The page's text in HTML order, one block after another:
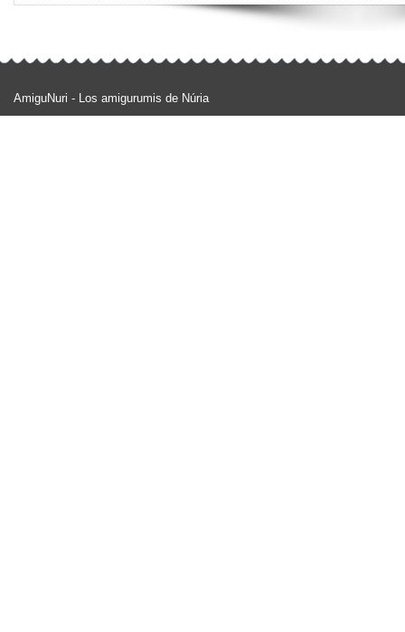
AmiguNuri - Los amigurumis de Núria